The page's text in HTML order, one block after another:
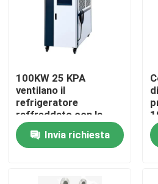
Contattaci
Casi
Dinamometro di coppia di
Dinamometro ad alta velocità
100KW 25 KPA
ventilano il
refrigeratore
raffreddato con la
temperatura definibile
Invia richiesta